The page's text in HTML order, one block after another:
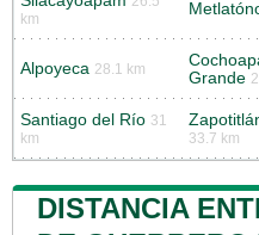
km
Alpoyeca 28.1 km
Grande
Santiago del Río 31
km
33.7 km
DISTANCIA